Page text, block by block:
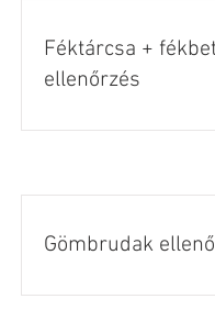
Féktárcsa +
ellenőrzés
Gömbrudak